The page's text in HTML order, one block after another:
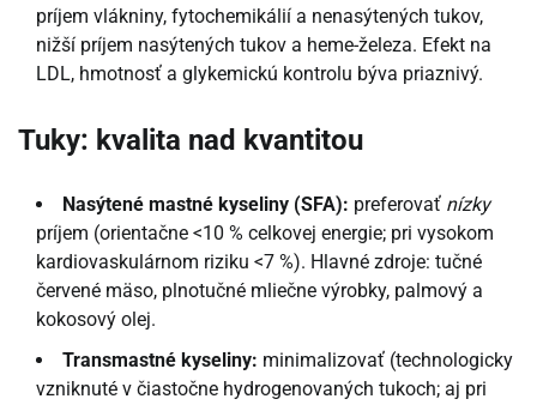
príjem vlákniny, fytochemikálií a nenasýtených tukov,
nižší príjem nasýtených tukov a heme-železa. Efekt na
LDL, hmotnosť a glykemickú kontrolu býva priaznivý.
Tuky: kvalita nad kvantitou
Nasýtené mastné kyseliny (SFA): preferovať nízky
príjem (orientačne <10 % celkovej energie; pri vysokom
kardiovaskulárnom riziku <7 %). Hlavné zdroje: tučné
červené mäso, plnotučné mliečne výrobky, palmový a
kokosový olej.
Transmastné kyseliny: minimalizovať (technologicky
vzniknuté v čiastočne hydrogenovaných tukoch; aj pri